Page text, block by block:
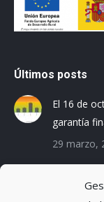
Últimos posts
El 16 de
garantía
29 marzo,
de la